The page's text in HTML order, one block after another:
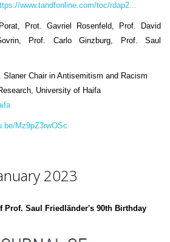
www.tandfonline.com/toc/rdap2...
Prot. Gavriel Rosenfeld, Prof. David
Prof. Carlo Ginzburg, Prof. Saul
Slaner Chair in Antisemitism and Racism
University of Haifa
Mz9pZ3rwOSc
2023
Prof. Saul Friedländer's 90th Birthday